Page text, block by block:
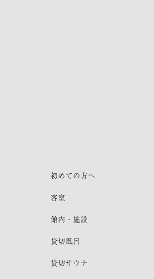
初めての方へ
客室
館内・施設
貸切風呂
貸切サウナ